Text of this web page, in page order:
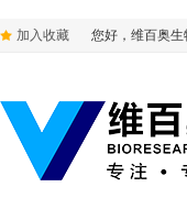
加入收藏 您好，维百奥生